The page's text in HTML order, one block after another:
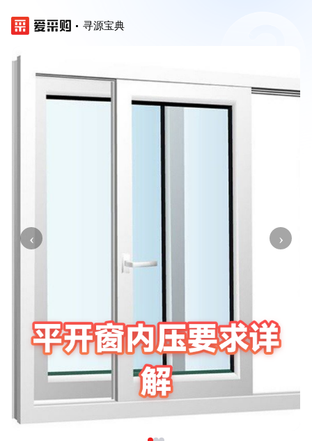
寻源宝典
‹ ›